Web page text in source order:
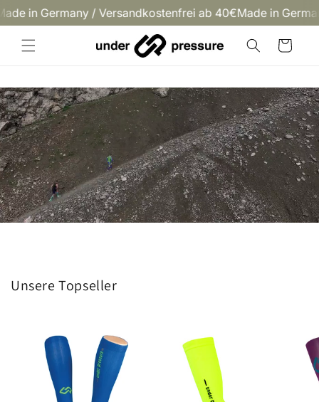
zum
Inhalt
in Germany / Versandkostenfrei ab 40€Made in Germany
Warenkorb
Unsere Topseller